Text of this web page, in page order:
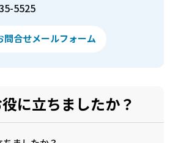
5525
問合せメールフォーム
に立ちましたか？